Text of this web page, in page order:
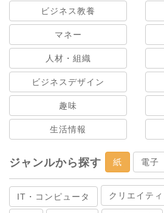
ビジネス教養
マネー
人材・組織
ビジネスデザイン
趣味
生活情報
ジャンルから探す 紙 電子
IT・コンピュータ クリエイテ